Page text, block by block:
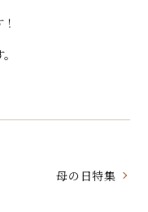
母の日特集